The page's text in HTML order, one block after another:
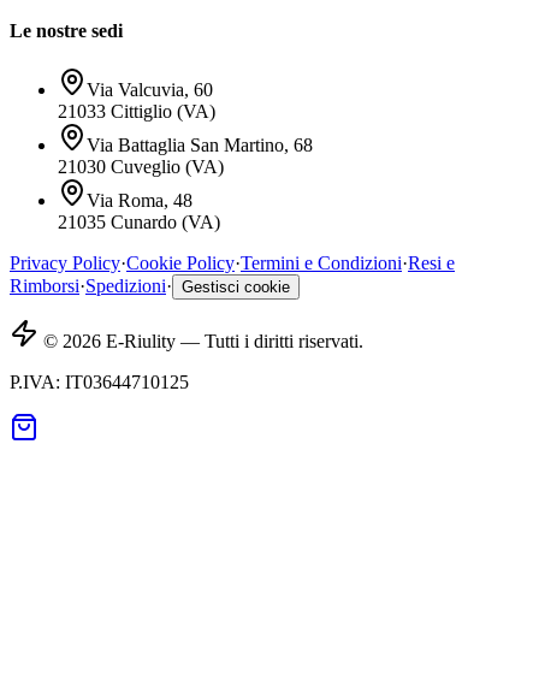
Le nostre sedi
Via Valcuvia, 60
21033 Cittiglio (VA)
Via Battaglia San Martino, 68
21030 Cuveglio (VA)
Via Roma, 48
21035 Cunardo (VA)
Privacy Policy·Cookie Policy·Termini e Condizioni·Resi e
Rimborsi·Spedizioni· Gestisci cookie
© 2026 E-Riulity — Tutti i diritti riservati.
P.IVA: IT03644710125